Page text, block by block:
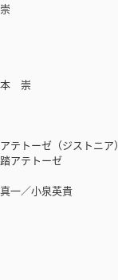
崇
トーゼ（ジストニア）
アテトーゼ
／小泉英貴